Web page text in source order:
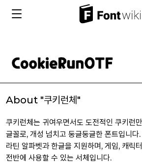
About "쿠키런체"
쿠키런체는 귀여우면서도 도전적인 쿠키런
글꼴로, 개성 넘치고 둥글둥글한 폰트입니다.
라틴 알파벳과 한글을 지원하며, 게임, 캐릭
전반에 사용할 수 있는 서체입니다.